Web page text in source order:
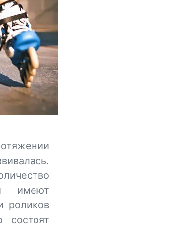
имеют
роликов
состоят